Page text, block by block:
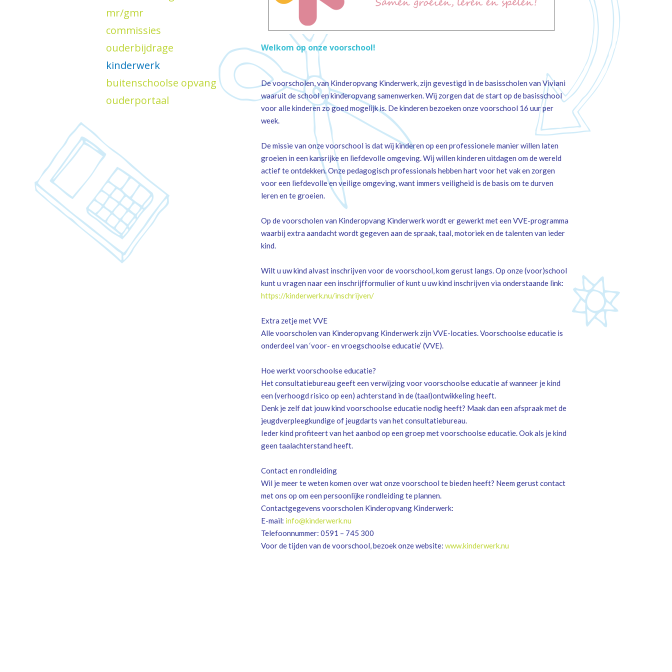
plan sociale veiligheid
voorschool
buitenschoolse opvang
ouderportaal
stichting leergeld emmen
privacy
cameratoezicht
klachtenregeling
schorsen en verwijderen
meldcode huiselijk geweld
viviani-nieuws
mr/gmr
commissies
ouderbijdrage
kinderwerk
buitenschoolse opvang
ouderportaal
Welkom op onze voorschool!
De voorscholen, van Kinderopvang Kinderwerk, zijn gevestigd in de basisscholen van Viviani
waaruit de school en kinderopvang samenwerken. Wij zorgen dat de start op de basisschool
voor alle kinderen zo goed mogelijk is. De kinderen bezoeken onze voorschool 16 uur per
week.
De missie van onze voorschool is dat wij kinderen op een professionele manier willen laten
groeien in een kansrijke en liefdevolle omgeving. Wij willen kinderen uitdagen om de wereld
actief te ontdekken. Onze pedagogisch professionals hebben hart voor het vak en zorgen
voor een liefdevolle en veilige omgeving, want immers veiligheid is de basis om te durven
leren en te groeien.
Op de voorscholen van Kinderopvang Kinderwerk wordt er gewerkt met een VVE-programma
waarbij extra aandacht wordt gegeven aan de spraak, taal, motoriek en de talenten van ieder
kind.
Wilt u uw kind alvast inschrijven voor de voorschool, kom gerust langs. Op onze (voor)school
kunt u vragen naar een inschrijfformulier of kunt u uw kind inschrijven via onderstaande link:
https://kinderwerk.nu/inschrijven/
Extra zetje met VVE
Alle voorscholen van Kinderopvang Kinderwerk zijn VVE-locaties. Voorschoolse educatie is
onderdeel van ‘voor- en vroegschoolse educatie’ (VVE).
Hoe werkt voorschoolse educatie?
Het consultatiebureau geeft een verwijzing voor voorschoolse educatie af wanneer je kind
een (verhoogd risico op een) achterstand in de (taal)ontwikkeling heeft.
Denk je zelf dat jouw kind voorschoolse educatie nodig heeft? Maak dan een afspraak met de
jeugdverpleegkundige of jeugdarts van het consultatiebureau.
Ieder kind profiteert van het aanbod op een groep met voorschoolse educatie. Ook als je kind
geen taalachterstand heeft.
Contact en rondleiding
Wil je meer te weten komen over wat onze voorschool te bieden heeft? Neem gerust contact
met ons op om een persoonlijke rondleiding te plannen.
Contactgegevens voorscholen Kinderopvang Kinderwerk:
E-mail: info@kinderwerk.nu
Telefoonnummer: 0591 – 745 300
Voor de tijden van de voorschool, bezoek onze website: www.kinderwerk.nu